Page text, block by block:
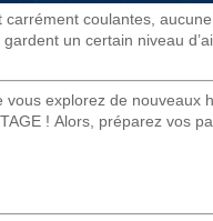
coulantes,
un certain niveau
explorez de
! Alors, préparez vos